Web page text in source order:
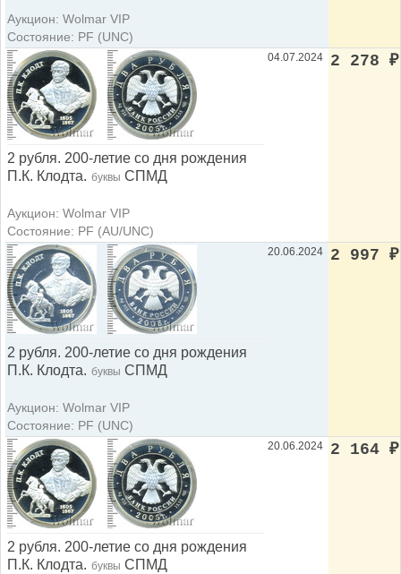
Аукцион: Wolmar VIP
Состояние: PF (UNC)
2 рубля. 200-летие со дня рождения
П.К. Клодта. буквы СПМД
Аукцион: Wolmar VIP
Состояние: PF (AU/UNC)
04.07.2024 2 278 ₽
2 рубля. 200-летие со дня рождения
П.К. Клодта. буквы СПМД
Аукцион: Wolmar VIP
Состояние: PF (UNC)
20.06.2024 2 997 ₽
2 рубля. 200-летие со дня рождения
П.К. Клодта. буквы СПМД
20.06.2024 2 164 ₽